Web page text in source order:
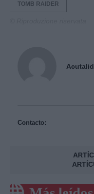
TOMB RAIDER
Contacto: